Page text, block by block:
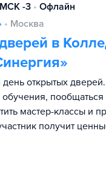
МСК -3 • Офлайн
• Москва
в
открытых
мастер-классы и
получит